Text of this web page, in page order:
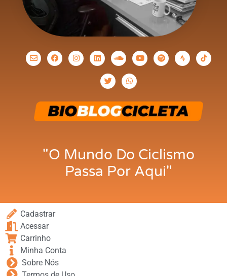
"O Mundo Do Ciclismo
Passa Por Aqui"
Cadastrar
Acessar
Carrinho
Minha Conta
Sobre Nós